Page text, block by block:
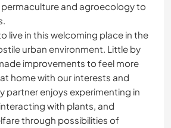
and agroecology to
live in this welcoming place in the
urban environment. Little by
improvements to feel more
home with our interests and
partner enjoys experimenting in
with plants, and
through possibilities of